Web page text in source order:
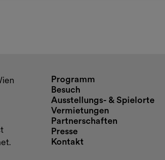
Öffnungszeiten
Programm
Besuch
Ausstellungs- & Spielorte
Vermietungen
Partnerschaften
Presse
Kontakt